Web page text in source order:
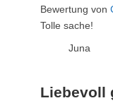
Bewertung von
Tolle sache!
Juna
Liebevoll